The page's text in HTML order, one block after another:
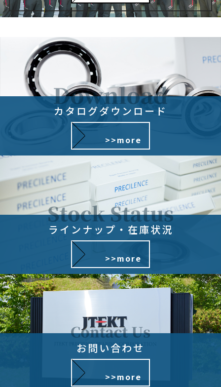
カタログダウンロード
>>more
ラインナップ・在庫状況
>>more
お問い合わせ
>>more